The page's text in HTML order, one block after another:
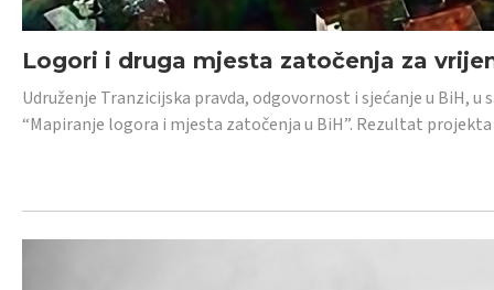
Logori i druga mjesta zatočenja za
Udruženje Tranzicijska pravda, odgovornost i sjećanje u BiH,
“Mapiranje logora i mjesta zatočenja u BiH”. Rezultat